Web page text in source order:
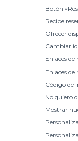
Botón
Recibe
Ofrecer
Cambiar
Enlaces
Enlaces
Código de
No quiero
Mostrar